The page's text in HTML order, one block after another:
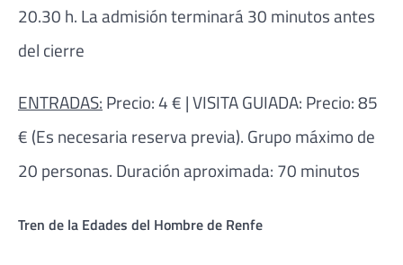
20.30 h. La admisión terminará 30 minutos antes
del cierre
ENTRADAS: Precio: 4 € | VISITA GUIADA: Precio: 85
€ (Es necesaria reserva previa). Grupo máximo de
20 personas. Duración aproximada: 70 minutos
Tren de la Edades del Hombre de Renfe